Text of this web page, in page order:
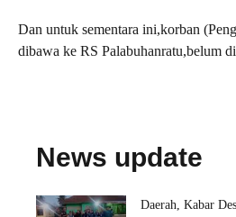
Dan untuk sementara ini,korban
dibawa ke RS Palabuhanratu,belum
News update
Daerah, Kabar